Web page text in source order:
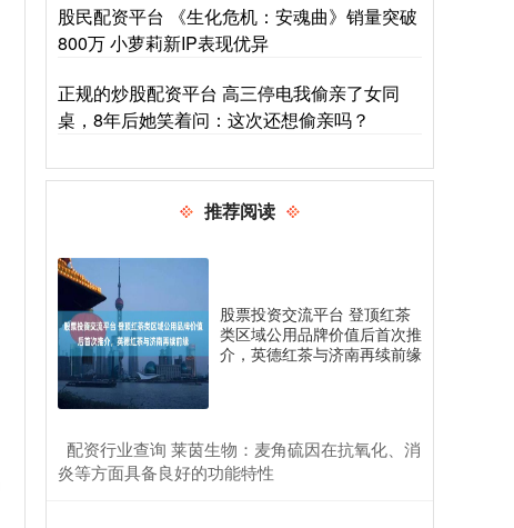
股民配资平台 《生化危机：安魂曲》销量突破
800万 小萝莉新IP表现优异
正规的炒股配资平台 高三停电我偷亲了女同
桌，8年后她笑着问：这次还想偷亲吗？
推荐阅读
股票投资交流平台 登顶红茶
类区域公用品牌价值后首次推
介，英德红茶与济南再续前缘
​配资行业查询 莱茵生物：麦角硫因在抗氧化、消
炎等方面具备良好的功能特性